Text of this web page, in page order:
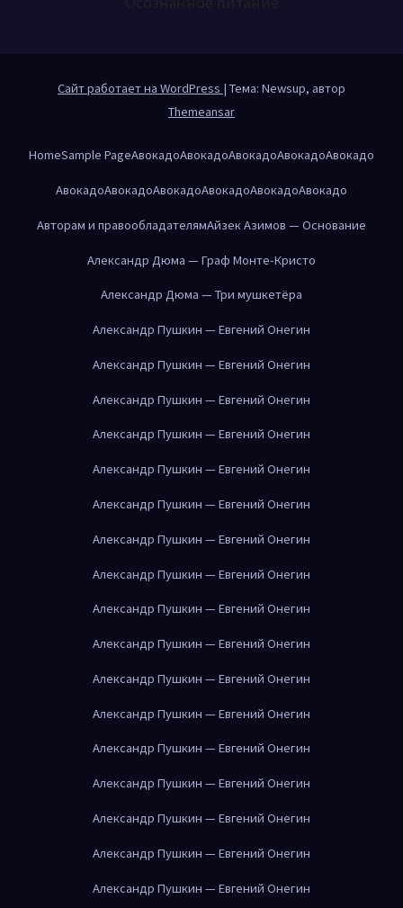
Сайт работает на WordPress | Тема: Newsup, автор
Themeansar
HomeSample PageАвокадоАвокадоАвокадоАвокадоАвокадо
АвокадоАвокадоАвокадоАвокадоАвокадоАвокадо
Авторам и правообладателямАйзек Азимов — Основание
Александр Дюма — Граф Монте-Кристо
Александр Дюма — Три мушкетёра
Александр Пушкин — Евгений Онегин
Александр Пушкин — Евгений Онегин
Александр Пушкин — Евгений Онегин
Александр Пушкин — Евгений Онегин
Александр Пушкин — Евгений Онегин
Александр Пушкин — Евгений Онегин
Александр Пушкин — Евгений Онегин
Александр Пушкин — Евгений Онегин
Александр Пушкин — Евгений Онегин
Александр Пушкин — Евгений Онегин
Александр Пушкин — Евгений Онегин
Александр Пушкин — Евгений Онегин
Александр Пушкин — Евгений Онегин
Александр Пушкин — Евгений Онегин
Александр Пушкин — Евгений Онегин
Александр Пушкин — Евгений Онегин
Александр Пушкин — Евгений Онегин